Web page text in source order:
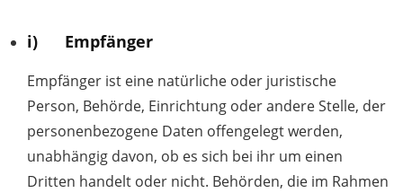
i) Empfänger
Empfänger ist eine natürliche oder juristische
Person, Behörde, Einrichtung oder andere Stelle, der
personenbezogene Daten offengelegt werden,
unabhängig davon, ob es sich bei ihr um einen
Dritten handelt oder nicht. Behörden, die im Rahmen